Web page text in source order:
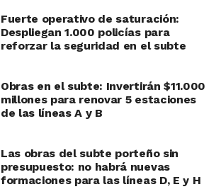
Fuerte operativo de saturación:
Despliegan 1.000 policías para
reforzar la seguridad en el subte
Obras en el subte: Invertirán $11.000
millones para renovar 5 estaciones
de las líneas A y B
Las obras del subte porteño sin
presupuesto: no habrá nuevas
formaciones para las líneas D, E y H